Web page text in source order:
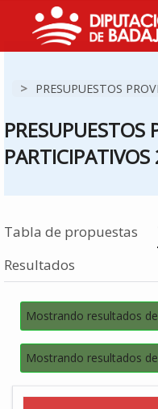
> PRESUPUESTOS
PRESUPUESTOS
Tabla de propuestas
Resultados
Mostrando resultados
Mostrando resultados